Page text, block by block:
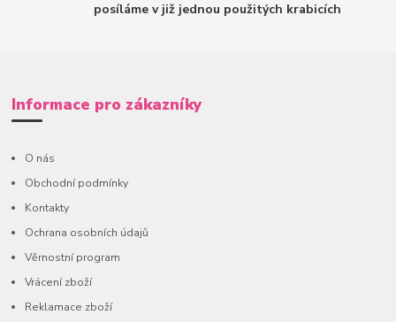
posíláme v již jednou použitých krabicích
Informace pro zákazníky
O nás
Obchodní podmínky
Kontakty
Ochrana osobních údajů
Věrnostní program
Vrácení zboží
Reklamace zboží